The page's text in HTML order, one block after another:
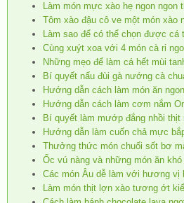
Làm món mực xào hẹ ngon ngon
Tôm xào đậu cô ve một món xào
Làm sao để có thể chọn được cá
Cùng xuýt xoa với 4 món cà ri
Những mẹo để làm cá hết mùi
Bí quyết nấu đùi gà nướng cà
Hướng dẫn cách làm món ăn
Hướng dẫn cách làm cơm nắm
Bí quyết làm mướp đắng nhồi
Hướng dẫn làm cuốn chả mực
Thưởng thức món chuối sốt bơ
Ốc vú nàng và những món ăn khó
Các món Âu dễ làm với hương vị
Làm món thịt lợn xào tương ớt